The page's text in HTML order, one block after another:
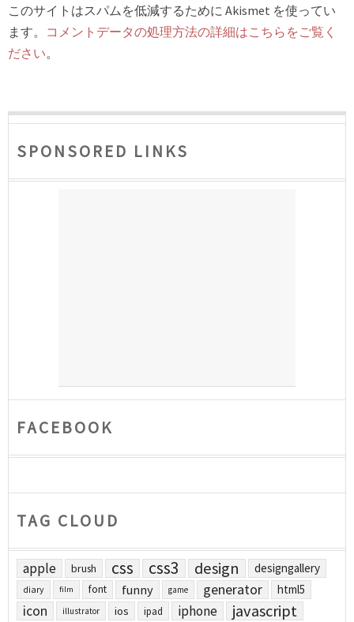
このサイトはスパムを低減するために Akismet を使ってい
ます。 コメントデータの処理方法の詳細はこちらをご覧く
ださい。
SPONSORED LINKS
FACEBOOK
TAG CLOUD
apple brush css css3 design designgallery
diary film font funny game generator html5
icon illustrator ios ipad iphone javascript